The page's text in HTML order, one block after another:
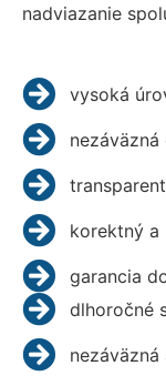
nadviazanie
vysoká
korektný a
garancia
dlhoročné